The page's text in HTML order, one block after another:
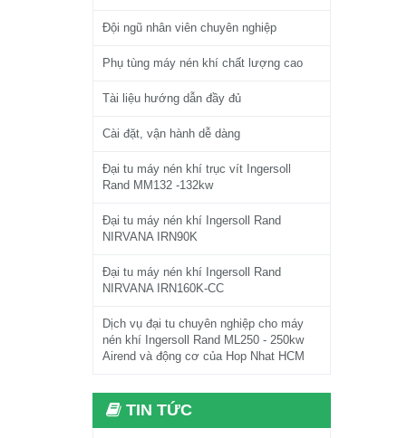
Đội ngũ nhân viên chuyên nghiệp
Phụ tùng máy nén khí chất lượng cao
Tài liệu hướng dẫn đầy đủ
Cài đặt, vận hành dễ dàng
Đại tu máy nén khí trục vít Ingersoll
Rand MM132 -132kw
Đại tu máy nén khí Ingersoll Rand
NIRVANA IRN90K
Đại tu máy nén khí Ingersoll Rand
NIRVANA IRN160K-CC
Dịch vụ đại tu chuyên nghiệp cho máy
nén khí Ingersoll Rand ML250 - 250kw
Airend và động cơ của Hop Nhat HCM
TIN TỨC